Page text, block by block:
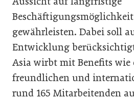
gewährleisten. Dabei soll
Entwicklung
Asia wirbt mit Benefits wie
freundlichen und
rund 165 Mitarbeitenden